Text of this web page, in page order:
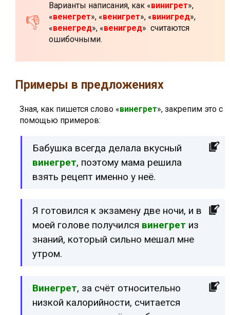
Варианты написания, как «винигрет»,
«венегрет», «венигрет», «винигред»,
«венегред», «венигред» считаются
ошибочными.
Примеры в предложениях
Зная, как пишется слово «винегрет», закрепим это с
помощью примеров:
Бабушка всегда делала вкусный
винегрет, поэтому мама решила
взять рецепт именно у неё.
Я готовился к экзамену две ночи, и в
моей голове получился винегрет из
знаний, который сильно мешал мне
утром.
Винегрет, за счёт относительно
низкой калорийности, считается